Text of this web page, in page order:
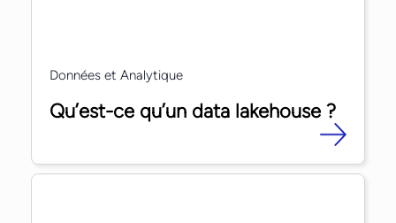
Données et Analytique
Qu’est-ce qu’un data lakehouse ?